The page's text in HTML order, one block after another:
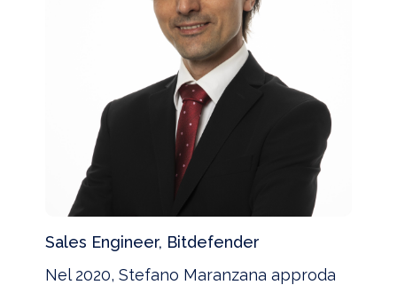
Sales Engineer, Bitdefender
Nel 2020, Stefano Maranzana approda